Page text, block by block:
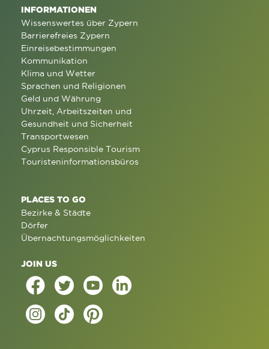
INFORMATIONEN
Wissenswertes über Zypern
Barrierefreies Zypern
Einreisebestimmungen
Kommunikation
Klima und Wetter
Sprachen und Religionen
Geld und Währung
Uhrzeit, Arbeitszeiten und
Gesundheit und Sicherheit
Transportwesen
Cyprus Responsible Tourism
Touristeninformationsbüros
PLACES TO GO
Bezirke & Städte
Dörfer
Übernachtungsmöglichkeiten
JOIN US